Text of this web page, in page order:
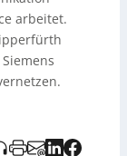
auch
Kunden
arbeitet.